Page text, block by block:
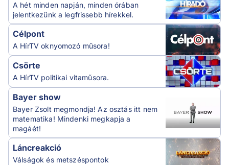
A hét minden napján, minden órában
jelentkezünk a legfrissebb hírekkel.
Célpont
A HírTV oknyomozó műsora!
Csörte
A HírTV politikai vitaműsora.
Bayer show
Bayer Zsolt megmondja! Az osztás itt nem
matematika! Mindenki megkapja a
magáét!
Láncreakció
Válságok és metszéspontok